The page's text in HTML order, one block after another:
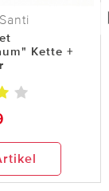
Kette +